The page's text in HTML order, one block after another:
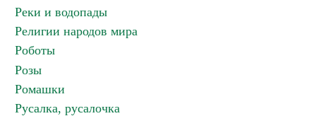
Реки и водопады
Религии народов мира
Роботы
Розы
Ромашки
Русалка, русалочка